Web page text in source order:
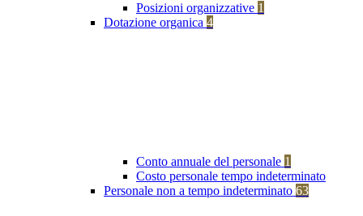
Posizioni organizzative 1
Dotazione organica 4
Conto annuale del personale 1
Costo personale tempo indeterminato
Personale non a tempo indeterminato 63